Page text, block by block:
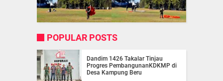
POPULAR POSTS
Dandim 1426 Takalar Tinjau
Progres PembangunanKDKMP di
Desa Kampung Beru